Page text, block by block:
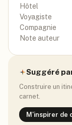
Hôtel
Voyagiste
Compagnie
Note auteur
Suggéré
Construire un
carnet.
M'inspirer de